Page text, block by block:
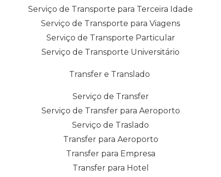
Serviço de Transporte para Terceira Idade
Serviço de Transporte para Viagens
Serviço de Transporte Particular
Serviço de Transporte Universitário
Transfer e Translado
Serviço de Transfer
Serviço de Transfer para Aeroporto
Serviço de Traslado
Transfer para Aeroporto
Transfer para Empresa
Transfer para Hotel